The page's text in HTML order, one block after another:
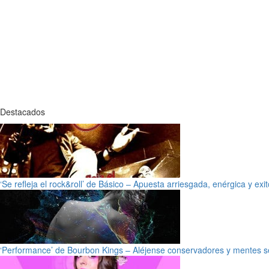
Destacados
‘Se refleja el rock&roll’ de Básico – Apuesta arriesgada, enérgica y
‘Performance’ de Bourbon Kings – Aléjense conservadores y mentes